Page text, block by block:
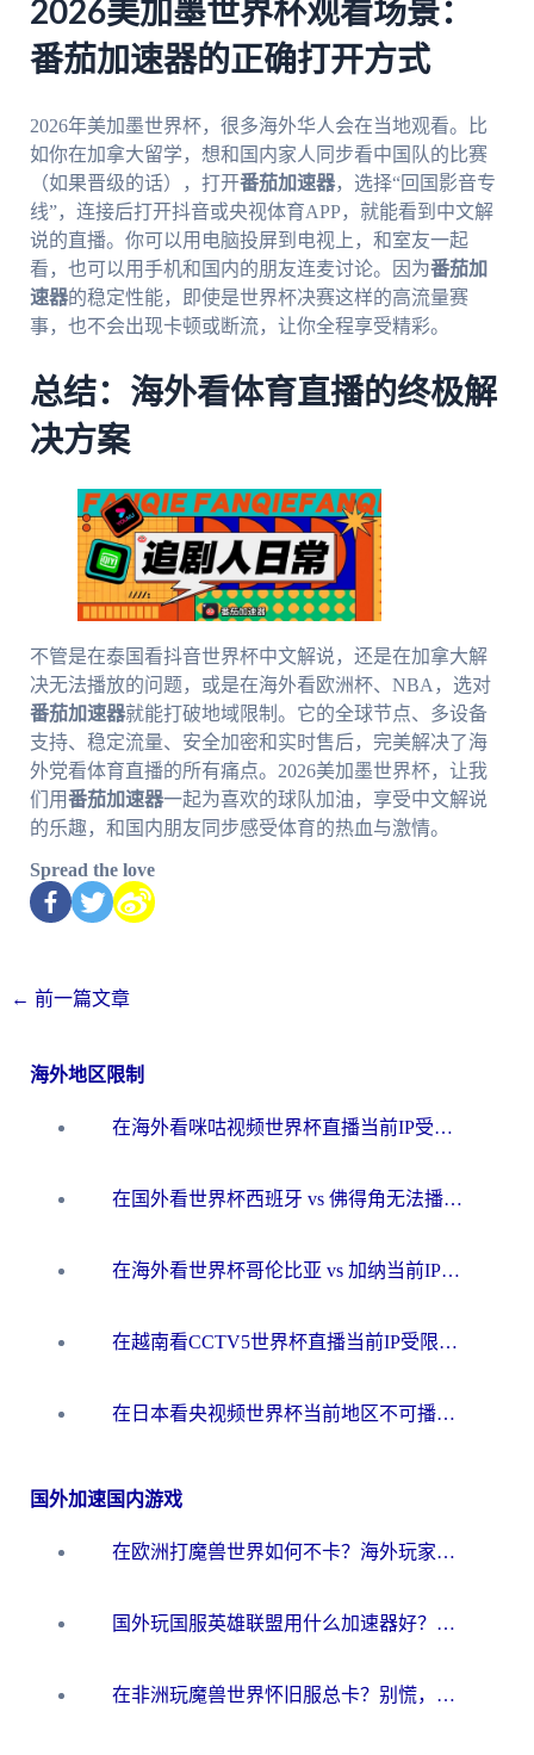
2026美加墨世界杯观看场景：
番茄加速器的正确打开方式
2026年美加墨世界杯，很多海外华人会在当地观看。比
如你在加拿大留学，想和国内家人同步看中国队的比赛
（如果晋级的话），打开番茄加速器，选择“回国影音专
线”，连接后打开抖音或央视体育APP，就能看到中文解
说的直播。你可以用电脑投屏到电视上，和室友一起
看，也可以用手机和国内的朋友连麦讨论。因为番茄加
速器的稳定性能，即使是世界杯决赛这样的高流量赛
事，也不会出现卡顿或断流，让你全程享受精彩。
总结：海外看体育直播的终极解
决方案
不管是在泰国看抖音世界杯中文解说，还是在加拿大解
决无法播放的问题，或是在海外看欧洲杯、NBA，选对
番茄加速器就能打破地域限制。它的全球节点、多设备
支持、稳定流量、安全加密和实时售后，完美解决了海
外党看体育直播的所有痛点。2026美加墨世界杯，让我
们用番茄加速器一起为喜欢的球队加油，享受中文解说
的乐趣，和国内朋友同步感受体育的热血与激情。
Spread the love
← 前一篇文章
海外地区限制
在海外看咪咕视频世界杯直播当前IP受限制？这篇指南帮你搞定所有体育赛事观看难题
在国外看世界杯西班牙 vs 佛得角无法播放？这篇指南帮你解锁所有中文体育直播
在海外看世界杯哥伦比亚 vs 加纳当前IP受限制？这篇指南帮你流畅看中文解说赛事
在越南看CCTV5世界杯直播当前IP受限制？海外党体育观赛终极指南来了
在日本看央视频世界杯当前地区不可播放？海外党体育观赛终极指南
国外加速国内游戏
在欧洲打魔兽世界如何不卡？海外玩家的国服游戏加速终极攻略
国外玩国服英雄联盟用什么加速器好？海外党亲测有效的国服游戏加速指南
在非洲玩魔兽世界怀旧服总卡？别慌，这份指南帮你丝滑开荒